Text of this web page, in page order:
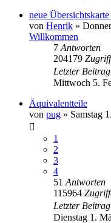
neue
von Henrik »
Willkommen
7 Antworten
204179
Letzter Beitrag
Mittwoch 5.
Äquivalentteile
von pug » Samstag
1
2
3
4
51 Antworten
115964
Letzter Beitrag
Dienstag 1.